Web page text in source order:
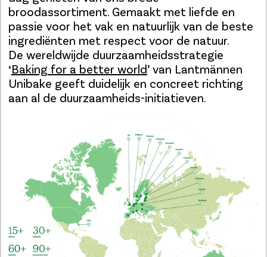
broodassortiment. Gemaakt met liefde en
passie voor het vak en natuurlijk van de beste
ingrediënten met respect voor de natuur.
De wereldwijde duurzaamheidsstrategie
‘Baking for a better world’ van Lantmännen
Unibake geeft duidelijk en concreet richting
aan al de duurzaamheids-initiatieven.